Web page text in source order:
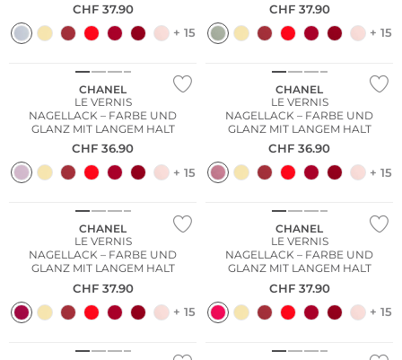
CHF 37.90
+ 15
CHF 37.90
+ 15
CHANEL
LE VERNIS
NAGELLACK – FARBE UND
GLANZ MIT LANGEM HALT
CHF 36.90
+ 15
CHANEL
LE VERNIS
NAGELLACK – FARBE UND
GLANZ MIT LANGEM HALT
CHF 36.90
+ 15
CHANEL
LE VERNIS
NAGELLACK – FARBE UND
GLANZ MIT LANGEM HALT
CHF 37.90
+ 15
CHANEL
LE VERNIS
NAGELLACK – FARBE UND
GLANZ MIT LANGEM HALT
CHF 37.90
+ 15